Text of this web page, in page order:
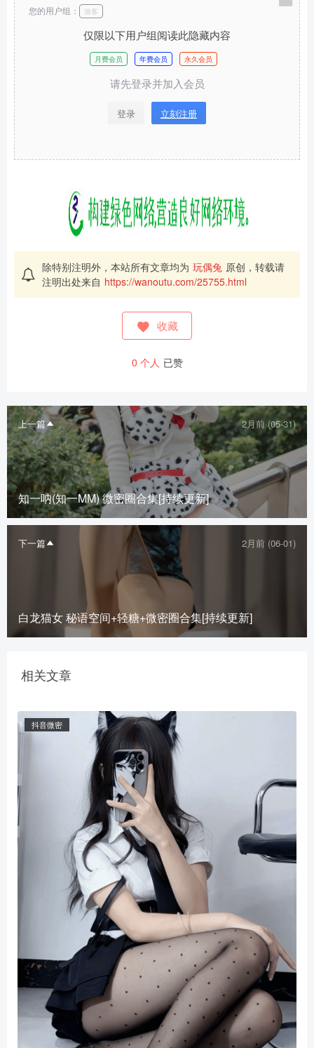
仅限以下用户组阅读此隐藏内容
月费会员 年费会员 永久会员
请先登录并加入会员
登录 立刻注册
您的用户组： 游客
除特别注明外，本站所有文章均为 玩偶兔 原创，转载请
注明出处来自 https://wanoutu.com/25755.html
收藏
0 个人 已赞
上一篇 2月前 (05-31)
知一呐(知一MM) 微密圈合集[持续更新]
下一篇 2月前 (06-01)
白龙猫女 秘语空间+轻糖+微密圈合集[持续更新]
相关文章
抖音微密